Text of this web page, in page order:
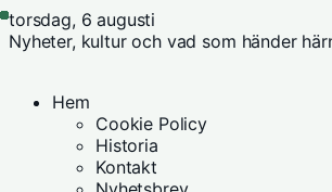
torsdag, 6 augusti
Nyheter, kultur och vad som händer
Hem
Cookie Policy
Historia
Kontakt